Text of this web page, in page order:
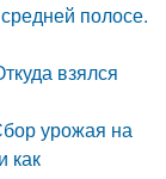
полосе.
взялся
урожая на
как